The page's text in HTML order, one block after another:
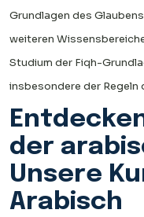
Grundlagen des
weiteren
Studium der Fiqh-
insbesondere der Regeln
der
Unsere
Arabisch